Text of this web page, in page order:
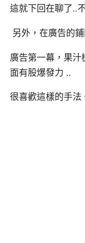
這就下回在聊了..
另外，在廣告的
廣告第一幕，果汁
面有股爆發力 ..
很喜歡這樣的手法